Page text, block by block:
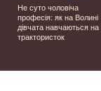
Не суто чоловіча
професія: як на Волині
дівчата навчаються на
трактористок